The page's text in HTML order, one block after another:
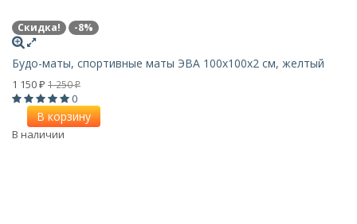
Скидка! -8%
Будо-маты, спортивные маты ЭВА 100х100x2 см, желтый
1 150 ₽ 1 250₽
0
В корзину
В наличии